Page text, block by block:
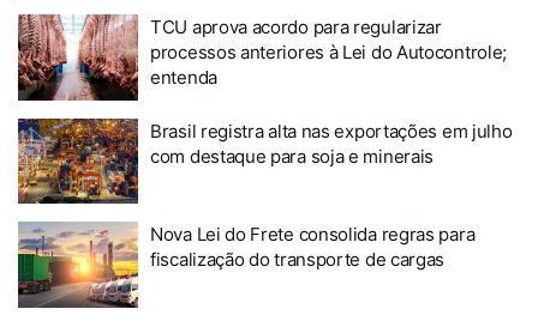
TCU aprova acordo para regularizar
processos anteriores à Lei do Autocontrole;
entenda
Brasil registra alta nas exportações em julho
com destaque para soja e minerais
Nova Lei do Frete consolida regras para
fiscalização do transporte de cargas